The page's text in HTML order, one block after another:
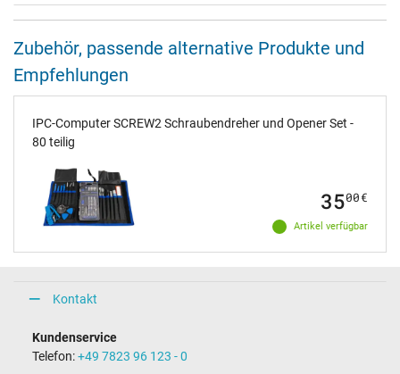
Zubehör, passende alternative Produkte und
Empfehlungen
IPC-Computer SCREW2 Schraubendreher und Opener Set -
80 teilig
Artikel verfügbar
3500€
Kontakt
Kundenservice
Telefon:+49 7823 96 123 - 0